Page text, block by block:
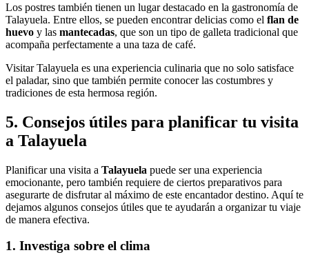
Los postres también tienen un lugar destacado en la gastronomía de
Talayuela. Entre ellos, se pueden encontrar delicias como el flan de
huevo y las mantecadas, que son un tipo de galleta tradicional que
acompaña perfectamente a una taza de café.
Visitar Talayuela es una experiencia culinaria que no solo satisface
el paladar, sino que también permite conocer las costumbres y
tradiciones de esta hermosa región.
5. Consejos útiles para planificar tu visita
a Talayuela
Planificar una visita a Talayuela puede ser una experiencia
emocionante, pero también requiere de ciertos preparativos para
asegurarte de disfrutar al máximo de este encantador destino. Aquí te
dejamos algunos consejos útiles que te ayudarán a organizar tu viaje
de manera efectiva.
1. Investiga sobre el clima